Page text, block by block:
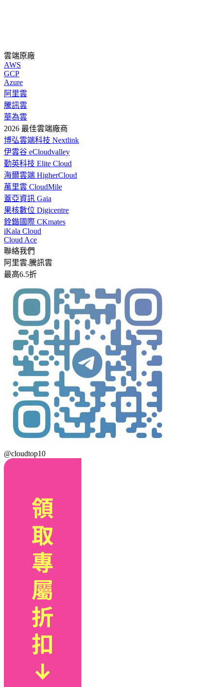
雲端原廠
AWS
GCP
Azure
阿里雲
騰訊雲
華為雲
2026 最佳雲端廠商
博弘雲端科技 Nextlink
伊雲谷 eCloudvalley
勤英科技 Elite Cloud
海爾雲端 HigherCloud
萬里雲 CloudMile
蓋亞資訊 Gaia
果核數位 Digicentre
銓鍇國際 CKmates
iKala Cloud
Cloud Ace
聯絡我們
阿里雲.騰訊雲
最高6.5折
@cloudtop10